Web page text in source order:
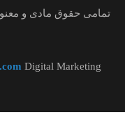
تمامی حقوق مادی و
Digital Marketing